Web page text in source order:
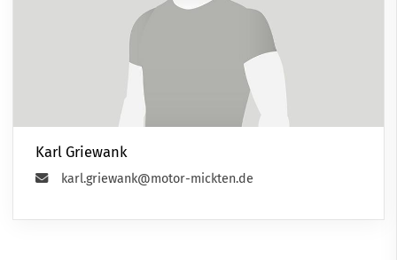
Karl Griewank
karl.griewank@motor-mickten.de